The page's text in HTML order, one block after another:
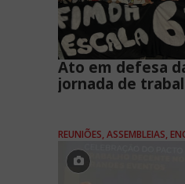
Ato em defesa
jornada de
REUNIÕES, ASSEMBLEIAS,